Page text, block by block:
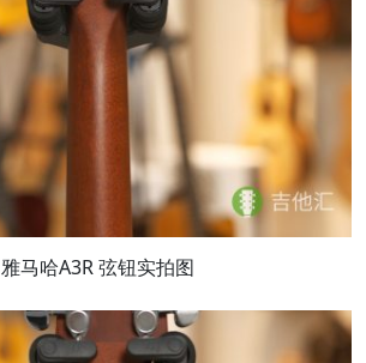
雅马哈A3R 弦钮实拍图